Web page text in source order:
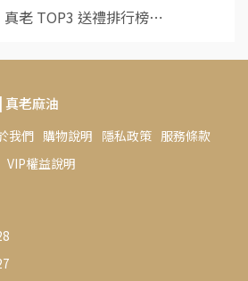
真老 TOP3 送禮排行榜⋯
真老麻油
我們 購物說明 隱私政策 服務條款
VIP權益說明